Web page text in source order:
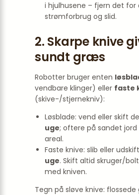
i hjulhusene – fjern det for
strømforbrug og slid.
2. Skarpe knive
sundt græs
Robotter bruger enten
vendbare klinger) eller faste
(skive-/stjernekniv):
Løsblade: vend eller skift
uge; oftere på sandet jord
areal.
Faste knive: slib eller
uge. Skift altid skruger/
med kniven.
Tegn på sløve knive: